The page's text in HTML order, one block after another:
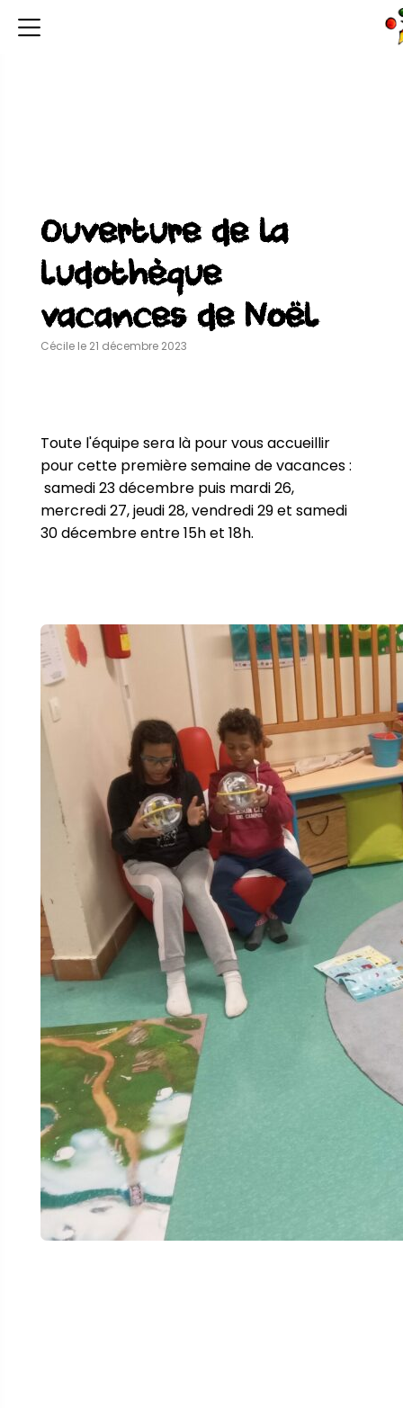
Ouverture de la
ludothèque
vacances de Noël
Cécile le 21 décembre 2023
Toute l'équipe sera là pour vous accueillir
pour cette première semaine de vacances :
samedi 23 décembre puis mardi 26,
mercredi 27, jeudi 28, vendredi 29 et samedi
30 décembre entre 15h et 18h.